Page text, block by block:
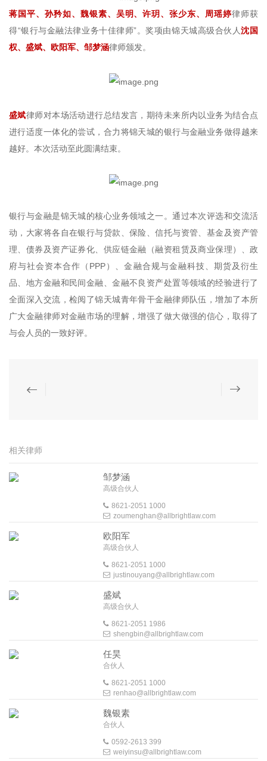
蒋国平、孙矜如、魏银素、吴明、许玥、张少东、周瑶婷律师获
得“银行与金融法律业务十佳律师”。奖项由锦天城高级合伙人沈国
权、盛斌、欧阳军、邹梦涵律师颁发。
盛斌律师对本场活动进行总结发言，期待未来所内以业务为结合点
进行适度一体化的尝试，合力将锦天城的银行与金融业务做得越来
越好。本次活动至此圆满结束。
银行与金融是锦天城的核心业务领域之一。通过本次评选和交流活
动，大家将各自在银行与贷款、保险、信托与资管、基金及资产管
理、债券及资产证券化、供应链金融（融资租赁及商业保理）、政
府与社会资本合作（PPP）、金融合规与金融科技、期货及衍生
品、地方金融和民间金融、金融不良资产处置等领域的经验进行了
全面深入交流，检阅了锦天城青年骨干金融律师队伍，增加了本所
广大金融律师对金融市场的理解，增强了做大做强的信心，取得了
与会人员的一致好评。
相关律师
邹梦涵
高级合伙人
8621-2051 1000
zoumenghan@allbrightlaw.com
欧阳军
高级合伙人
8621-2051 1000
justinouyang@allbrightlaw.com
盛斌
高级合伙人
8621-2051 1986
shengbin@allbrightlaw.com
任昊
合伙人
8621-2051 1000
renhao@allbrightlaw.com
魏银素
合伙人
0592-2613 399
weiyinsu@allbrightlaw.com